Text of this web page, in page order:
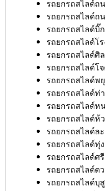
รถยกรถสไลด์ถ
รถยกรถสไลด์ถ
รถยกรถสไลด์บิ๊
รถยกรถสไลด์โ
รถยกรถสไลด์ศิ
รถยกรถสไลด์โ
รถยกรถสไลด์พ
รถยกรถสไลด์ท่
รถยกรถสไลด์ห
รถยกรถสไลด์ห้
รถยกรถสไลด์ล
รถยกรถสไลด์ทุ่
รถยกรถสไลด์ศ
รถยกรถสไลด์ด
รถยกรถสไลด์บุ